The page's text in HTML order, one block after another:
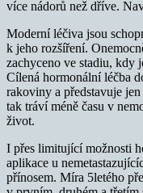
více nádorů než dříve.
Moderní léčiva jsou
k jeho rozšíření.
zachyceno ve stadiu, kdy
Cílená hormonální léčba
rakoviny a představuje
tak tráví méně času v
život.
I přes limitující možnosti
aplikace u
přínosem. Míra 5letého